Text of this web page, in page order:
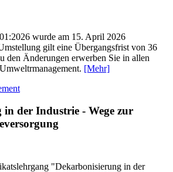
wurde am 15. April 2026
gilt eine Übergangsfrist von 36
den Änderungen erwerben Sie in allen
[Mehr]
der Industrie - Wege zur
"Dekarbonisierung in der